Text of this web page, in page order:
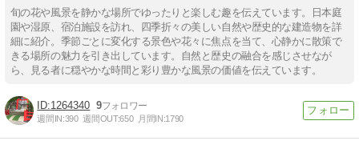
旬の花や風景を静かな場所でゆったりと楽しむ趣を伝えています。日本庭
園や湿原、宿泊施設を訪れ、四季折々の美しい自然や歴史的な建造物を詳
細に紹介。季節ごとに変化する景色や花々に焦点を当て、心静かに散策で
きる場所の魅力を引き出しています。自然と歴史の融合を感じさせなが
ら、見る者に穏やかな時間と彩り豊かな風景の価値を伝えています。
1264340 9
週間IN:390 週間OUT:650 月間IN:1790